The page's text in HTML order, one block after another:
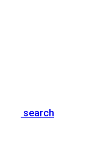
search